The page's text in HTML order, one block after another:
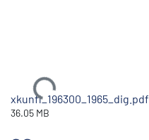
Ladataan...
xkunfi_196300_1965_dig.pdf
36.05 MB